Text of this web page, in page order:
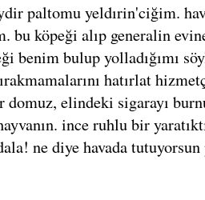
paltomu yeldırin'ciğim.
bu köpeği alıp generalin
benim bulup yolladığımı
hatırlat
domuz, elindeki sigarayı
ince ruhlu bir
ne diye havada tutuyorsun